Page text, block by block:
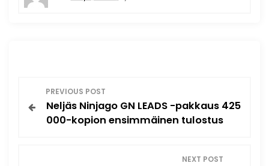
o
PREVIOUS POST
Neljäs Ninjago GN LEADS -pakkaus 425
000-kopion ensimmäinen tulostus
NEXT POST